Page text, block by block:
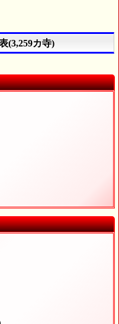
(3,259カ寺)